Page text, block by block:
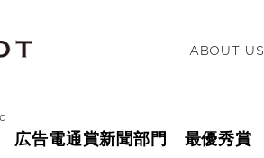
ABOUT US
広告電通賞新聞部門 最優秀賞